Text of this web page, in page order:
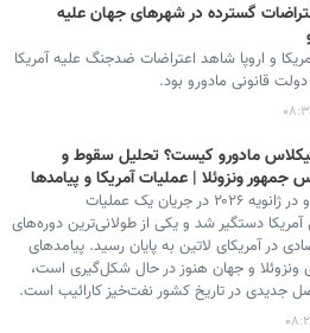
گسترده در شهرهای جهان علیه
و اروپا شاهد اعتراضات ضدجنگ علیه آمریکا
قانونی مادورو بود.
مادورو کیست؟ تحلیل سقوط و
جمهور ونزوئلا | عملیات آمریکا و پیامدها
نیکلاس مادورو در ژانویه ۲۰۲۶ در جریان یک عملیات
آمریکا دستگیر شد و یکی از طولانی‌ترین دوره‌های
در آمریکای لاتین به پایان رسید. پیامدهای
ونزوئلا و جهان هنوز در حال شکل‌گیری است،
جدیدی در تاریخ کشور نفت‌خیز کارائیب است.